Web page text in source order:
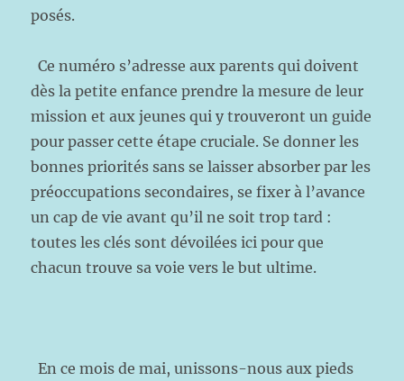
posés.
Ce numéro s’adresse aux parents qui doivent
dès la petite enfance prendre la mesure de leur
mission et aux jeunes qui y trouveront un guide
pour passer cette étape cruciale. Se donner les
bonnes priorités sans se laisser absorber par les
préoccupations secondaires, se fixer à l’avance
un cap de vie avant qu’il ne soit trop tard :
toutes les clés sont dévoilées ici pour que
chacun trouve sa voie vers le but ultime.
En ce mois de mai, unissons-nous aux pieds